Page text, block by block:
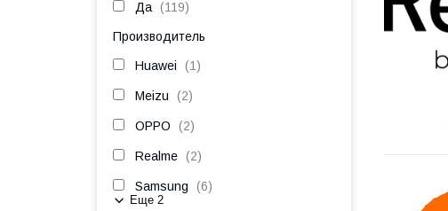
Да 119
Производитель
Huawei 1
Meizu 2
OPPO 2
Realme 2
Samsung 6
Еще 2